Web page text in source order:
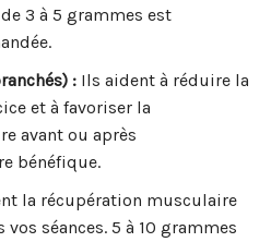
3 à 5 grammes est
:Ils aident à réduire la
et à favoriser la
avant ou après
bénéfique.
la récupération musculaire
séances. 5 à 10 grammes